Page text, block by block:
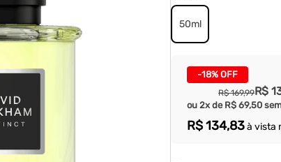
50ml
-18% OFF
R$
R$ 169,99
ou 2x de R$ 69,50
R$134,83à vista